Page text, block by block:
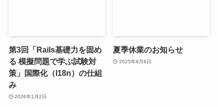
第3回「Rails基礎力を固め
る 模擬問題で学ぶ試験対
策」国際化（I18n）の仕組
み
2026年1月2日
夏季休業のお知らせ
2025年8月6日